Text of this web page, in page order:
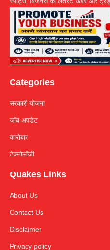
Categories
सरकारी योजना
जॉब अपडेट
कारोबार
टेक्नोलॉजी
Quakes Links
About Us
Contact Us
Disclaimer
Privacy policy